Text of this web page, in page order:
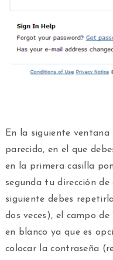
En la siguiente
parecido, en el que
en la primera casilla
segunda tu dirección
siguiente debes
dos veces), el campo de
en blanco ya que es
colocar la contraseña